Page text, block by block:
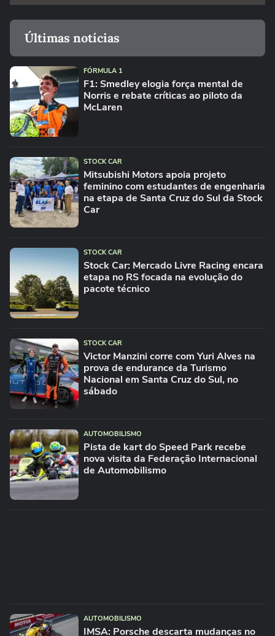
Últimas notícias
FÓRMULA 1
F1: Smedley elogia força mental de
Norris e rebate críticas ao piloto da
McLaren
STOCK CAR
Mitsubishi Motors apoia projeto
feminino com estudantes de engenharia
na etapa de Santa Cruz do Sul da Stock
Car
STOCK CAR
Stock Car: Mercado Livre Racing encara
etapa no RS focada na evolução do
pacote técnico
STOCK CAR
Victor Manzini corre com Yuri Alves na
prova de endurance da Turismo
Nacional em Santa Cruz do Sul, no
sábado
AUTOMOBILISMO
Pista de kart do Speed Park recebe
nova visita da Federação Internacional
de Automobilismo
AUTOMOBILISMO
IMSA: Porsche descarta mudanças no